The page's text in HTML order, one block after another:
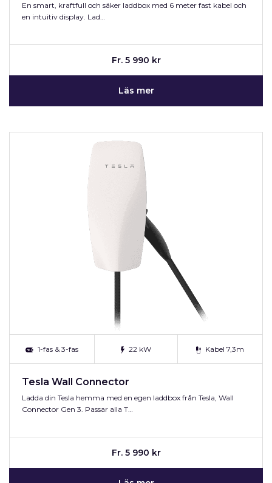
En smart, kraftfull och säker laddbox med 6 meter fast kabel och
en intuitiv display. Lad…
Fr. 5 990 kr
Läs mer
1-fas & 3-fas 22 kW Kabel 7,3m
Tesla Wall Connector
Ladda din Tesla hemma med en egen laddbox från Tesla, Wall
Connector Gen 3. Passar alla T…
Fr. 5 990 kr